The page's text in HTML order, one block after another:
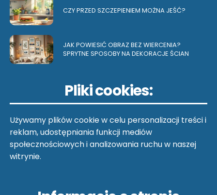
CZY PRZED SZCZEPIENIEM MOŻNA JEŚĆ?
JAK POWIESIĆ OBRAZ BEZ WIERCENIA?
SPRYTNE SPOSOBY NA DEKORACJE ŚCIAN
Pliki cookies:
Używamy plików cookie w celu personalizacji treści i
reklam, udostępniania funkcji mediów
społecznościowych i analizowania ruchu w naszej
witrynie.